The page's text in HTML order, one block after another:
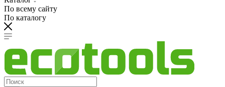
По всему сайту
По каталогу